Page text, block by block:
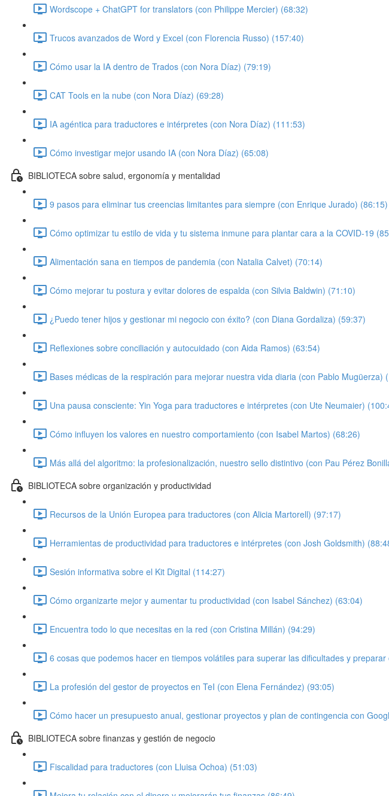
Wordscope + ChatGPT for translators (con Philippe Mercier) (68:32)
Trucos avanzados de Word y Excel (con Florencia Russo) (157:40)
Cómo usar la IA dentro de Trados (con Nora Díaz) (79:19)
CAT Tools en la nube (con Nora Díaz) (69:28)
IA agéntica para traductores e intérpretes (con Nora Díaz) (111:53)
Cómo investigar mejor usando IA (con Nora Díaz) (65:08)
BIBLIOTECA sobre salud, ergonomía y mentalidad
9 pasos para eliminar tus creencias limitantes para siempre (con Enrique Jurado) (86:15)
Cómo optimizar tu estilo de vida y tu sistema inmune para plantar cara a la COVID-19
Alimentación sana en tiempos de pandemia (con Natalia Calvet) (70:14)
Cómo mejorar tu postura y evitar dolores de espalda (con Silvia Baldwin) (71:10)
¿Puedo tener hijos y gestionar mi negocio con éxito? (con Diana Gordaliza) (59:37)
Reflexiones sobre conciliación y autocuidado (con Aida Ramos) (63:54)
Bases médicas de la respiración para mejorar nuestra vida diaria (con Pablo Mugüerza)
Una pausa consciente: Yin Yoga para traductores e intérpretes (con Ute Neumaier)
Cómo influyen los valores en nuestro comportamiento (con Isabel Martos) (68:26)
Más allá del algoritmo: la profesionalización, nuestro sello distintivo (con Pau Pérez
BIBLIOTECA sobre organización y productividad
Recursos de la Unión Europea para traductores (con Alicia Martorell) (97:17)
Herramientas de productividad para traductores e intérpretes (con Josh Goldsmith)
Sesión informativa sobre el Kit Digital (114:27)
Cómo organizarte mejor y aumentar tu productividad (con Isabel Sánchez) (63:04)
Encuentra todo lo que necesitas en la red (con Cristina Millán) (94:29)
6 cosas que podemos hacer en tiempos volátiles para superar las dificultades y
La profesión del gestor de proyectos en TeI (con Elena Fernández) (93:05)
Cómo hacer un presupuesto anual, gestionar proyectos y plan de contingencia con
BIBLIOTECA sobre finanzas y gestión de negocio
Fiscalidad para traductores (con Lluisa Ochoa) (51:03)